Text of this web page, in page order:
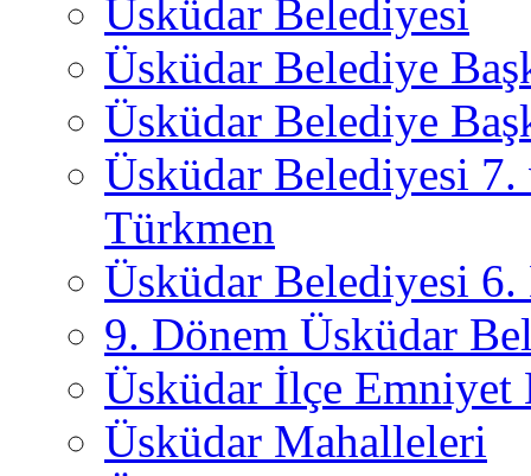
Üsküdar Belediyesi
Üsküdar Belediye
Üsküdar Belediye
Üsküdar Belediyesi
Türkmen
Üsküdar Belediyesi 6.
9. Dönem Üsküdar
Üsküdar İlçe
Üsküdar Mahalleleri